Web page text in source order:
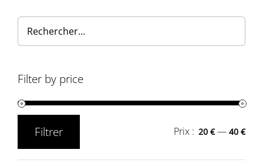
Filter by price
Filtrer Prix : 20 €—40 €